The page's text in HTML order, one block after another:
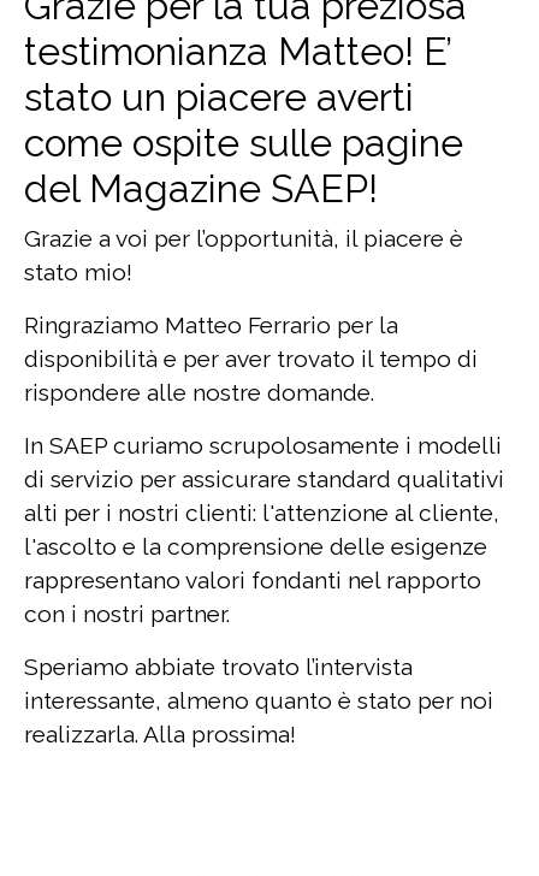
testimonianza Matteo! E’
stato un piacere averti
come ospite sulle pagine
del Magazine SAEP!
Grazie a voi per l’opportunità, il piacere è
stato mio!
Ringraziamo Matteo Ferrario per la
disponibilità e per aver trovato il tempo di
rispondere alle nostre domande.
In SAEP curiamo scrupolosamente i modelli
di servizio per assicurare standard qualitativi
alti per i nostri clienti: l'attenzione al cliente,
l'ascolto e la comprensione delle esigenze
rappresentano valori fondanti nel rapporto
con i nostri partner.
Speriamo abbiate trovato l’intervista
interessante, almeno quanto è stato per noi
realizzarla. Alla prossima!